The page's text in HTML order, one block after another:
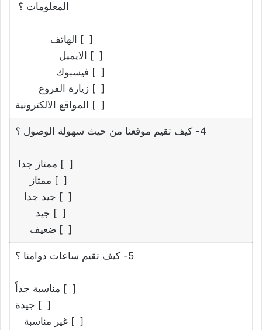
المعلومات ؟
[ ] الهاتف
[ ] الايميل
[ ] فيسبوك
[ ] زيارة الفروع
[ ] المواقع الالكترونية
4- كيف تقيم موقعنا من حيث سهولة الوصول ؟
[ ] ممتاز جدا
[ ] ممتاز
[ ] جيد جدا
[ ] جيد
[ ] ضعيف
5- كيف تقيم ساعات دوامنا ؟
[ ] مناسبة جداً
[ ] جيدة
[ ] غير مناسبة